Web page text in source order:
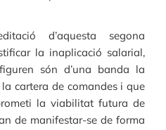
d’aquesta segona
la inaplicació salarial,
són d’una banda la
cartera de comandes i que
la viabilitat futura de
de manifestar-se de forma